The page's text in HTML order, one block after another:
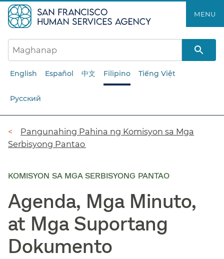
ang
pangunahing
nilalaman​​
MENU​​
English Español 中文 Filipino Tiếng Việt
Русский
Breadcrumb​​
Pangunahing Pahina ng Komisyon sa Mga
Serbisyong Pantao​​
KOMISYON SA MGA SERBISYONG PANTAO
Agenda, Mga Minuto,
at Mga Suportang
Dokumento​​